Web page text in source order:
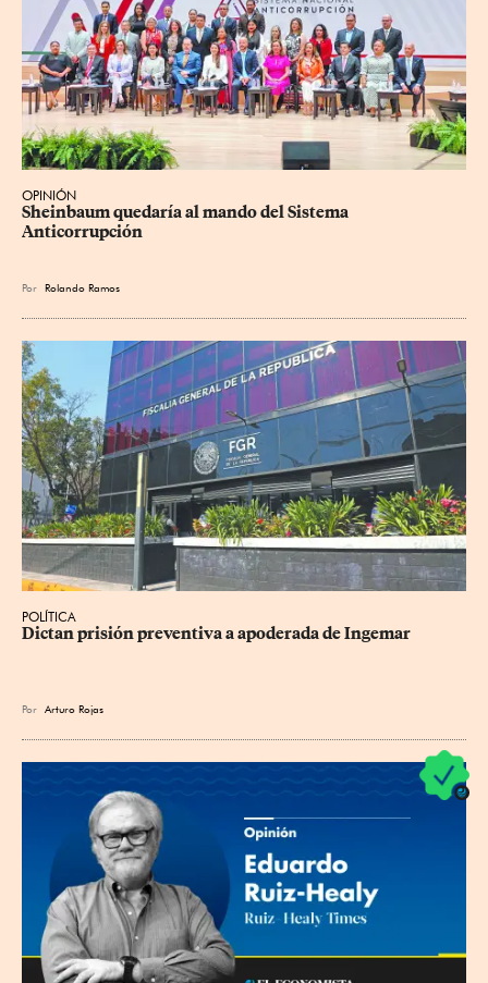
OPINIÓN
Sheinbaum quedaría al mando del Sistema
Anticorrupción
Por Rolando Ramos
POLÍTICA
Dictan prisión preventiva a apoderada de Ingemar
Por Arturo Rojas